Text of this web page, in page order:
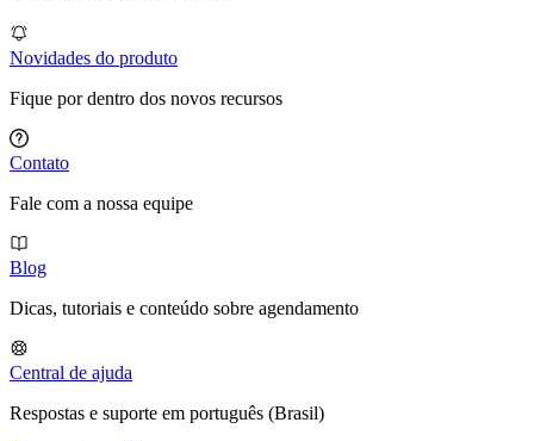
Novidades do produto
Fique por dentro dos novos recursos
Contato
Fale com a nossa equipe
Blog
Dicas, tutoriais e conteúdo sobre agendamento
Central de ajuda
Respostas e suporte em português (Brasil)